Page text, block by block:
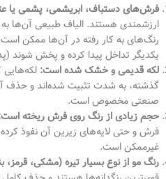
فرش‌های دستباف، ابریشمی، پشمی یا
ارزشمندی هستند. الیاف طبیعی آن‌ها
رنگ‌های به کار رفته در آن‌ها ممکن است
یکدیگر تداخل پیدا کرده و پخش شوند
لکه قدیمی و خشک شده است: لکه‌هایی
گذشته، به شدت تثبیت شده‌اند و حذف
صنعتی مخصوص است.
حجم زیادی از رنگ روی فرش ریخته
فرش و حتی لایه‌های زیرین آن نفوذ
غیرممکن است.
رنگ مو از نوع بسیار تیره (مشکی،